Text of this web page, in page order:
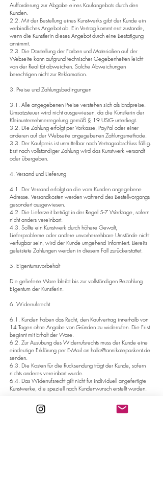
Aufforderung zur Abgabe eines Kaufangebots durch den
Kunden.
2.2. Mit der Bestellung eines Kunstwerks gibt der Kunde ein
verbindliches Angebot ab. Ein Vertrag kommt erst zustande,
wenn die Künstlerin dieses Angebot durch eine Bestätigung
annimmt.
2.3. Die Darstellung der Farben und Materialien auf der
Webseite kann aufgrund technischer Gegebenheiten leicht
von der Realität abweichen. Solche Abweichungen
berechtigen nicht zur Reklamation.
3. Preise und Zahlungsbedingungen
3.1. Alle angegebenen Preise verstehen sich als Endpreise.
Umsatzsteuer wird nicht ausgewiesen, da die Künstlerin der
Kleinunternehmerregelung gemäß § 19 UStG unterliegt.
3.2. Die Zahlung erfolgt per Vorkasse, PayPal oder einer
anderen auf der Webseite angegebenen Zahlungsmethode.
3.3. Der Kaufpreis ist unmittelbar nach Vertragsabschluss fällig.
Erst nach vollständiger Zahlung wird das Kunstwerk versandt
oder übergeben.
4. Versand und Lieferung
4.1. Der Versand erfolgt an die vom Kunden angegebene
Adresse. Versandkosten werden während des Bestellvorgangs
gesondert ausgewiesen.
4.2. Die Lieferzeit beträgt in der Regel 5-7 Werktage, sofern
nicht anders vereinbart.
4.3. Sollte ein Kunstwerk durch höhere Gewalt,
Lieferprobleme oder andere unvorhersehbare Umstände nicht
verfügbar sein, wird der Kunde umgehend informiert. Bereits
geleistete Zahlungen werden in diesem Fall zurückerstattet.
5. Eigentumsvorbehalt
Die gelieferte Ware bleibt bis zur vollständigen Bezahlung
Eigentum der Künstlerin.
6. Widerrufsrecht
6.1. Kunden haben das Recht, den Kaufvertrag innerhalb von
14 Tagen ohne Angabe von Gründen zu widerrufen. Die Frist
beginnt mit Erhalt der Ware.
6.2. Zur Ausübung des Widerrufsrechts muss der Kunde eine
eindeutige Erklärung per E-Mail an hallo@annikatepaskent.de
senden.
6.3. Die Kosten für die Rücksendung trägt der Kunde, sofern
nichts anderes vereinbart wurde.
6.4. Das Widerrufsrecht gilt nicht für individuell angefertigte
Kunstwerke, die speziell nach Kundenwunsch erstellt wurden.